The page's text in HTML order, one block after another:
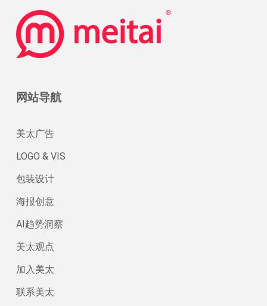
网站导航
美太广告
LOGO & VIS
包装设计
海报创意
AI趋势洞察
美太观点
加入美太
联系美太